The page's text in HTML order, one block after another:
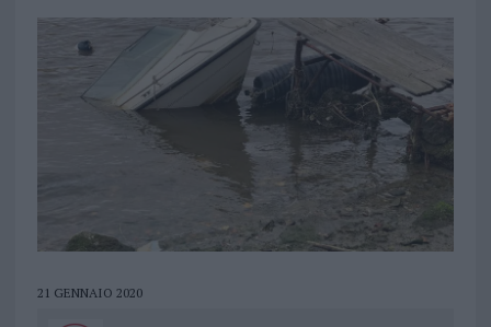
21 GENNAIO 2020